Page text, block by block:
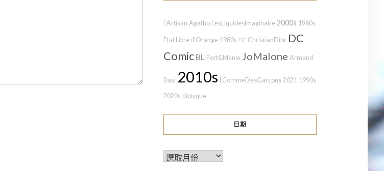
L'Artisan Agatho LesLiquidesImaginaire 2000s 1960s
Etat Libre d’Orange 1980s DC ChristianDior DC
Comic BL Fort&Manle JoMalone Armand
Basi 2010s LCommeDesGarçons 2021 1990s
2020s diptyque
日期